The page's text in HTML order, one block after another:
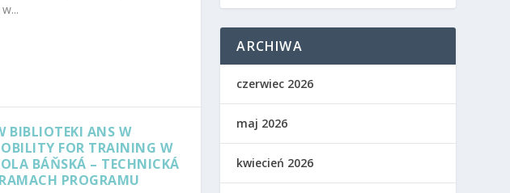
BIBLIOTEKI ANS W
FOR TRAINING W
BÁŇSKÁ – TECHNICKÁ
PROGRAMU
ARCHIWA
czerwiec 2026
maj 2026
kwiecień 2026